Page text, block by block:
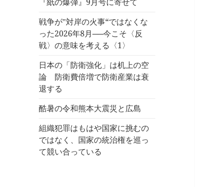
戦争が‟対岸の火事“ではなくな
った2026年8月──今こそ〈反
戦〉の意味を考える〈1〉
日本の「防衛強化」は机上の空
論 防衛費倍増で防衛産業は衰
退する
酷暑の令和熊本大震災と広島
組織犯罪はもはや国家に挑むの
ではなく、国家の統治権を巡っ
て競い合っている